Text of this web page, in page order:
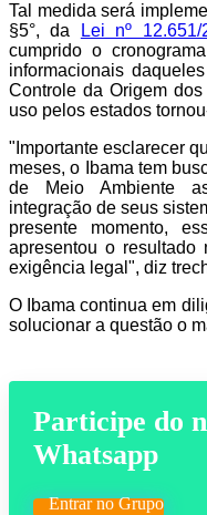
Tal medida será
§5°, da
Lei nº 12.651/
cumprido o
informacionais
Controle da Origem
uso pelos estados
"Importante esclarecer
meses, o Ibama tem
de Meio Ambiente
integração de seus
presente momento,
apresentou o resultado
exigência legal", diz
O Ibama continua em
solucionar a questão o
Participe do
Whatsapp
Entrar no Grupo